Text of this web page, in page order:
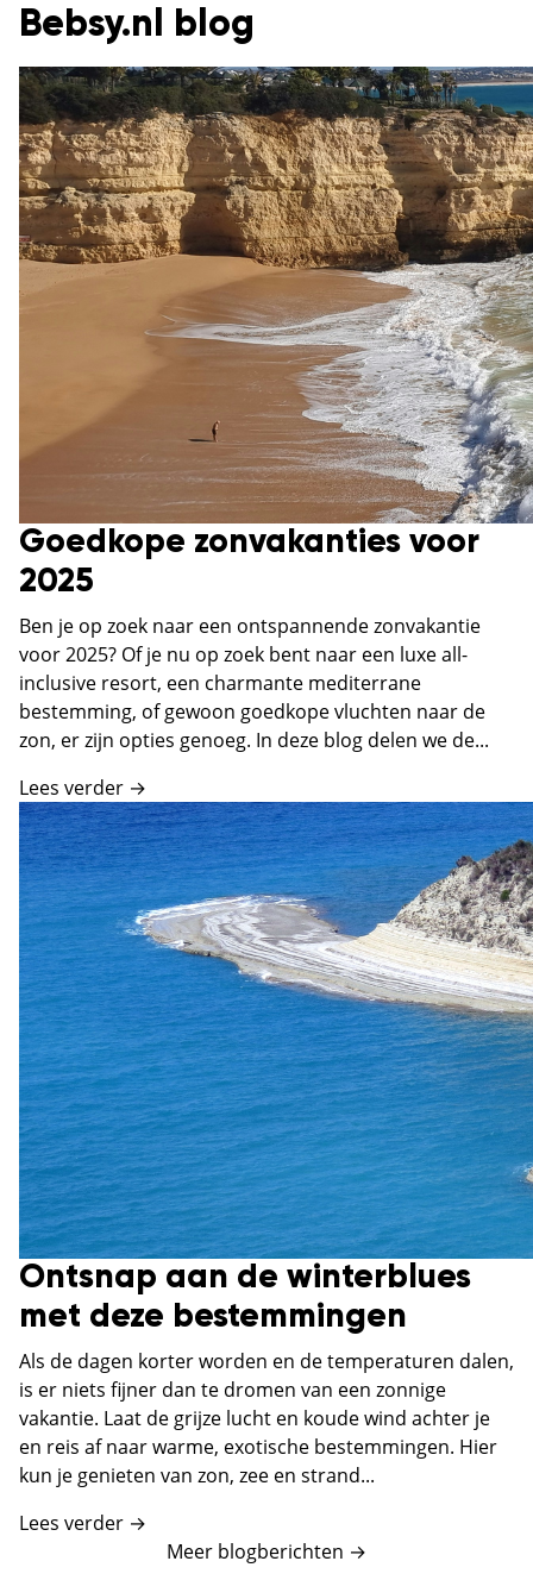
Bebsy.nl blog
Goedkope zonvakanties voor
2025
Ben je op zoek naar een ontspannende zonvakantie
voor 2025? Of je nu op zoek bent naar een luxe all-
inclusive resort, een charmante mediterrane
bestemming, of gewoon goedkope vluchten naar de
zon, er zijn opties genoeg. In deze blog delen we de...
Lees verder →
Ontsnap aan de winterblues
met deze bestemmingen
Als de dagen korter worden en de temperaturen dalen,
is er niets fijner dan te dromen van een zonnige
vakantie. Laat de grijze lucht en koude wind achter je
en reis af naar warme, exotische bestemmingen. Hier
kun je genieten van zon, zee en strand...
Lees verder →
Meer blogberichten →